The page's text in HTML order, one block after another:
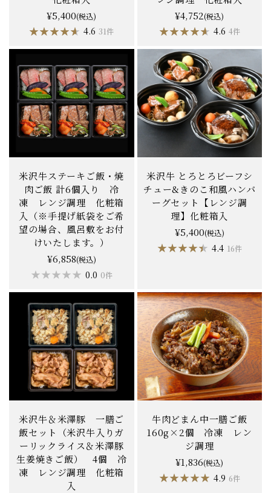
¥5,400(税込)
★★★★★
★★★★★ 4.6 31件
¥4,752(税込)
★★★★★
★★★★★ 4.6 4件
米沢牛ステーキご飯・焼
肉ご飯 計6個入り 冷
凍 レンジ調理 化粧箱
入（※手提げ紙袋をご希
望の場合、風呂敷をお付
けいたします。）
¥6,858(税込)
★★★★★
★★★★★ 0.0 0件
米沢牛 とろとろビーフシ
チュー&きのこ和風ハンバ
ーグセット【レンジ調
理】化粧箱入
¥5,400(税込)
★★★★★
★★★★★ 4.4 16件
米沢牛＆米澤豚 一膳ご
飯セット（米沢牛入りガ
ーリックライス＆米澤豚
生姜焼きご飯） 4個 冷
凍 レンジ調理 化粧箱
入
牛肉どまん中一膳ご飯
160g×2個 冷凍 レン
ジ調理
¥1,836(税込)
★★★★★
★★★★★ 4.9 6件